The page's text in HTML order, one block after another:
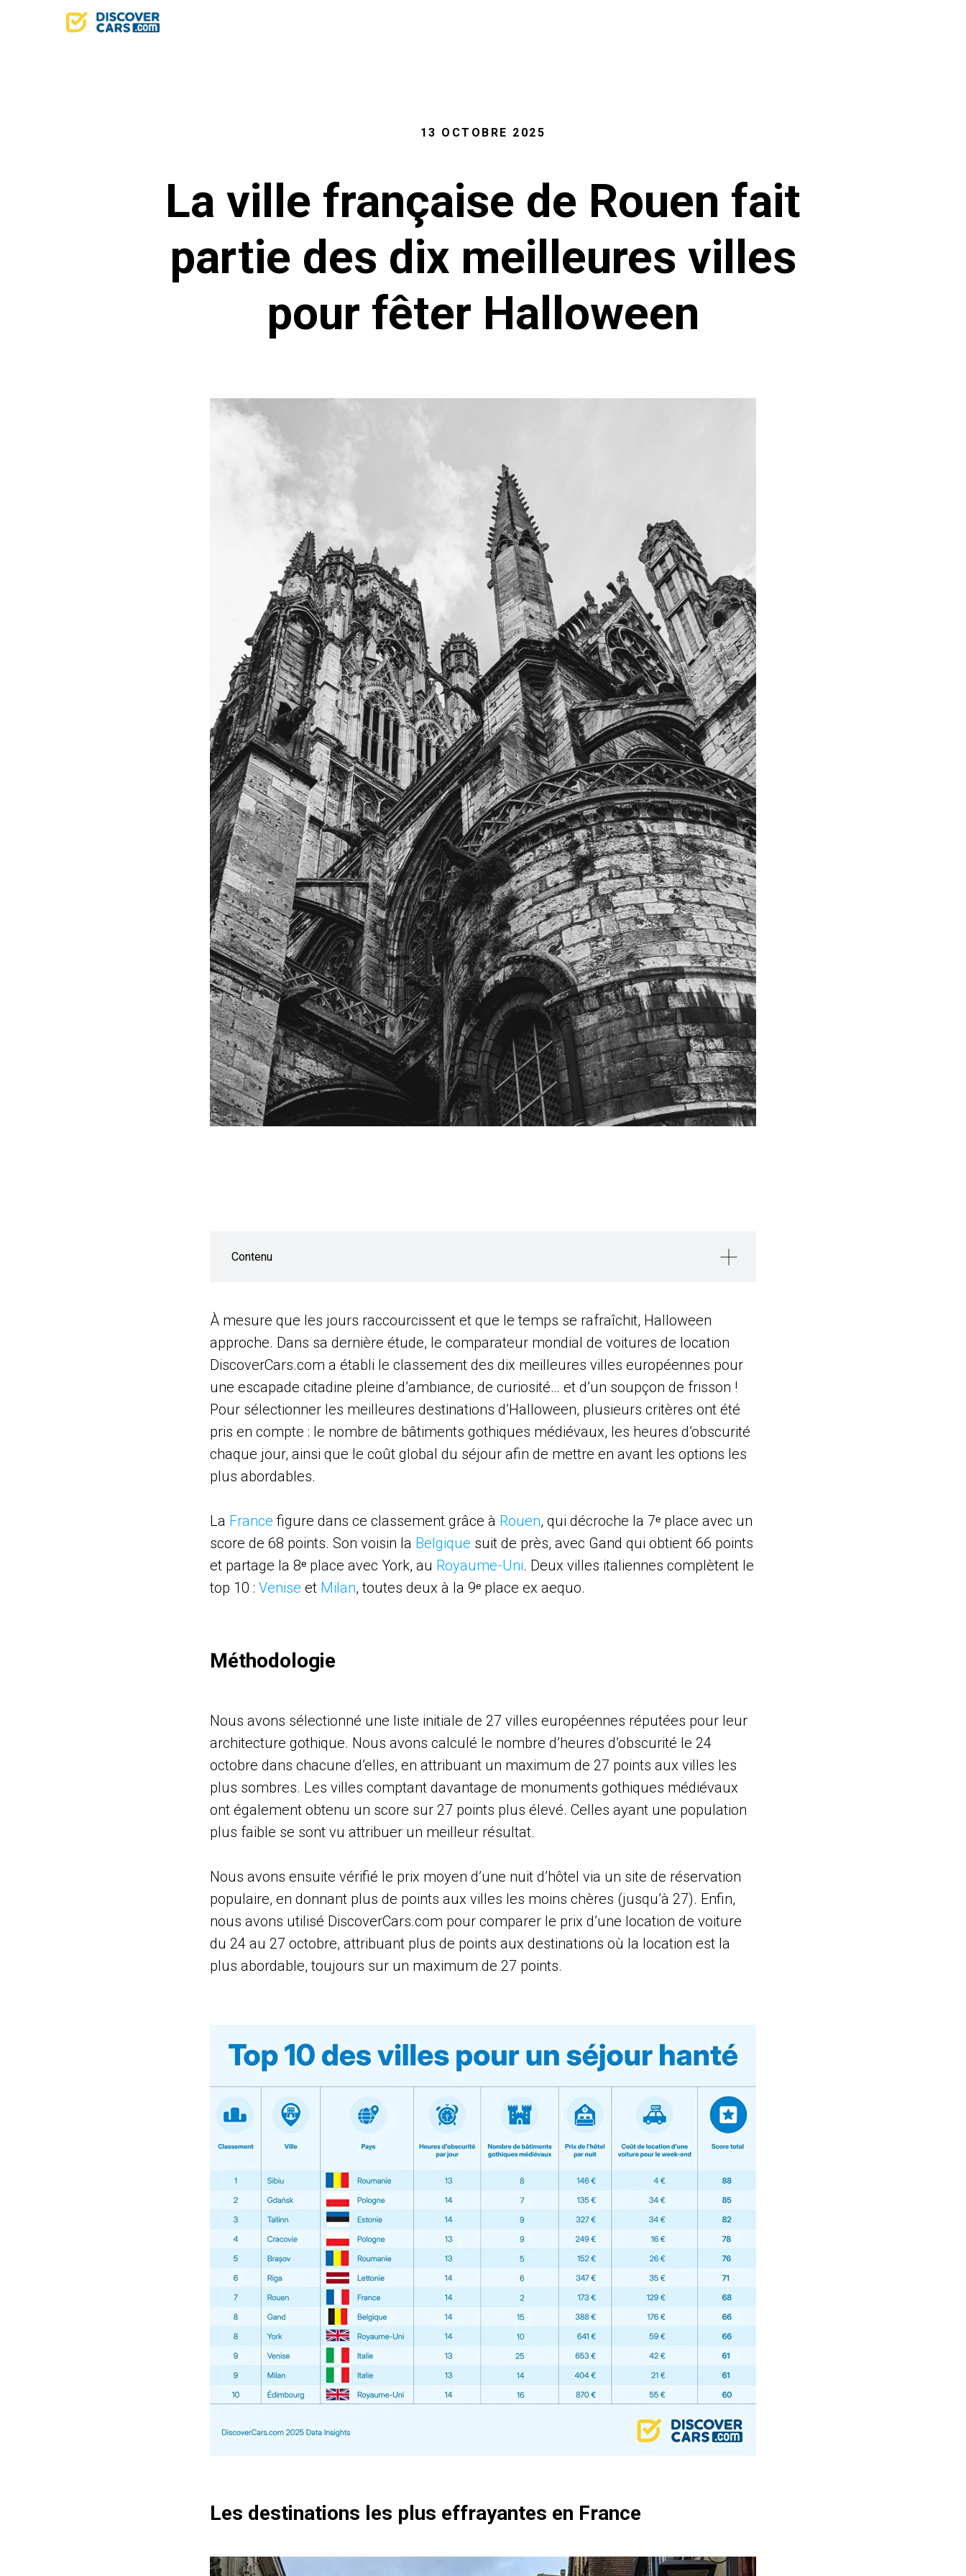
13 OCTOBRE 2025
La ville française de Rouen fait
partie des dix meilleures villes
pour fêter Halloween
Contenu
À mesure que les jours raccourcissent et que le temps se rafraîchit, Halloween
approche. Dans sa dernière étude, le comparateur mondial de voitures de location
DiscoverCars.com a établi le classement des dix meilleures villes européennes pour
une escapade citadine pleine d’ambiance, de curiosité… et d’un soupçon de frisson !
Pour sélectionner les meilleures destinations d’Halloween, plusieurs critères ont été
pris en compte : le nombre de bâtiments gothiques médiévaux, les heures d’obscurité
chaque jour, ainsi que le coût global du séjour afin de mettre en avant les options les
plus abordables.
La France figure dans ce classement grâce à Rouen, qui décroche la 7ᵉ place avec un
score de 68 points. Son voisin la Belgique suit de près, avec Gand qui obtient 66 points
et partage la 8ᵉ place avec York, au Royaume-Uni. Deux villes italiennes complètent le
top 10 : Venise et Milan, toutes deux à la 9ᵉ place ex aequo.
Méthodologie
Nous avons sélectionné une liste initiale de 27 villes européennes réputées pour leur
architecture gothique. Nous avons calculé le nombre d’heures d’obscurité le 24
octobre dans chacune d’elles, en attribuant un maximum de 27 points aux villes les
plus sombres. Les villes comptant davantage de monuments gothiques médiévaux
ont également obtenu un score sur 27 points plus élevé. Celles ayant une population
plus faible se sont vu attribuer un meilleur résultat.
Nous avons ensuite vérifié le prix moyen d’une nuit d’hôtel via un site de réservation
populaire, en donnant plus de points aux villes les moins chères (jusqu’à 27). Enfin,
nous avons utilisé DiscoverCars.com pour comparer le prix d’une location de voiture
du 24 au 27 octobre, attribuant plus de points aux destinations où la location est la
plus abordable, toujours sur un maximum de 27 points.
Les destinations les plus effrayantes en France